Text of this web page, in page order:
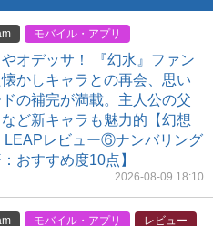
モバイル・アプリ
オデッサ！ 『幻水』ファン
かしキャラとの再会、思い
の補完が満載。主人公の父
ど新キャラも魅力的【幻想
LEAPレビュー⑥ナンバリング
おすすめ度10点】
2026-08-09 18:10
モバイル・アプリ レビュー